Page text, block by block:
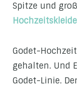
Spitze und
Godet-
gehalten. Und
Godet-Linie.